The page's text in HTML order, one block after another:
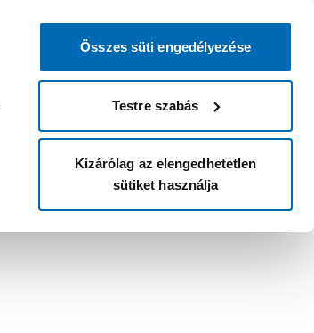
Összes süti engedélyezése
Testre szabás
Kizárólag az elengedhetetlen
sütiket használja